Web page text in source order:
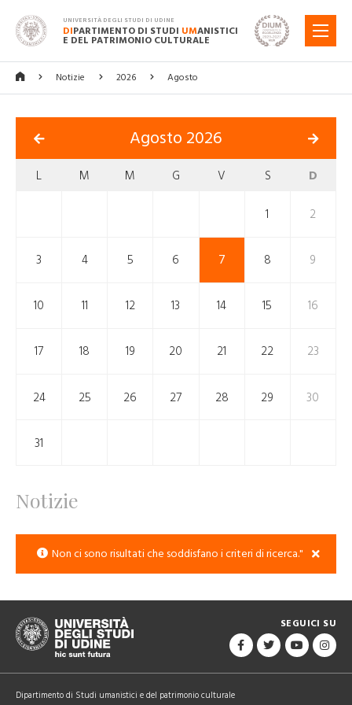
UNIVERSITÀ DEGLI STUDI DI UDINE
DIPARTIMENTO DI STUDI UMANISTICI
E DEL PATRIMONIO CULTURALE
MENU
Notizie 2026 Agosto
Agosto 2026
L M M G V S D
1 2
3 4 5 6 7 8 9
10 11 12 13 14 15 16
17 18 19 20 21 22 23
24 25 26 27 28 29 30
31
Notizie
Non ci sono risultati che soddisfano i criteri di ricerca."
SEGUICI SU
Dipartimento di Studi umanistici e del patrimonio culturale